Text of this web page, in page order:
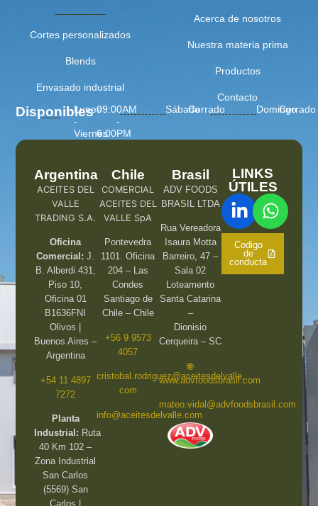
Cortes personalizados
Blends
Envasado industrial
Acerca de nosotros
Nuestra materia prima
Productos
Contacto
Disponibles
Lunes
-
Viernes
09:00AM
-
6:00PM
SábadoCerrado DomingoCerrado
Argentina
ACEITES DEL
VALLE
TRADING S.A.
Oficina
Comercial: J.
B. Alberdi 431,
Piso 10,
Oficina 01
B1636FNI
Olivos |
Buenos Aires –
Argentina
+54 11 4897
7272
Planta
Industrial: Ruta
40 Km 102 –
Zona Industrial
San Carlos
(5569) San
Carlos |
Chile
COMERCIAL
ACEITES DEL
VALLE SpA
Pontevedra
1101. Oficina
204 – Las
Condes
Santiago de
Chile – Chile
+56 9 9573
4057
cristobal.rodriguez@aceitesdelvalle.
com
info@aceitesdelvalle.com
Brasil
ADV FOODS
BRASIL LTDA
Rua Vereadora
Isaura Motta
Barreiro, 47 –
Sala 02
Loteamento
Santa Catarina
–
Dionisio
Cerqueira – SC
🌐
www.advfoodsbrasil.com
mateo.vidal@advfoodsbrasil.com
LINKS
ÚTILES
Codigo
de
conducta